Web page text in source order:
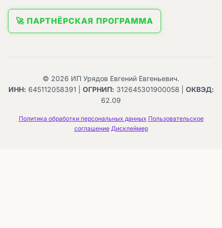
🚀 ПАРТНЁРСКАЯ ПРОГРАММА
© 2026 ИП Урядов Евгений Евгеньевич.
ИНН: 645112058391 | ОГРНИП: 312645301900058 | ОКВЭД:
62.09
Политика обработки персональных данных Пользовательское
соглашение Дисклеймер